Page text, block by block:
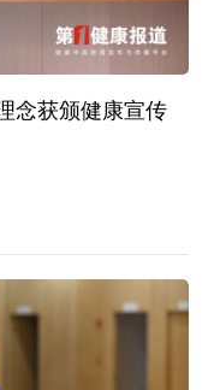
念获颁健康宣传